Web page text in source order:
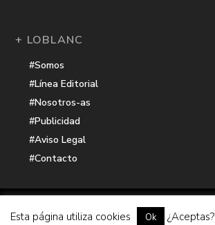
+ LOBLANC
#Somos
#Línea Editorial
#Nosotros-as
#Publicidad
#Aviso Legal
#Contacto
Electrico Romance
Hacker Harbor
Esta página utiliza cookies Ok ¿Aceptas?